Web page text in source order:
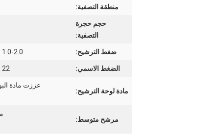
منطقة التصفية:
حجم حجرة
التصفية:
ضغط الترشيح: 1.0-2.0 ميجا باسكال
الضغط الاسمي: 22 ميجا باسكال
مادة لوحة الترشيح:
عززت مادة
مرشح متوسط: